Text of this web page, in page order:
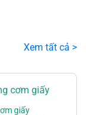
Xem tất cả >
giấy